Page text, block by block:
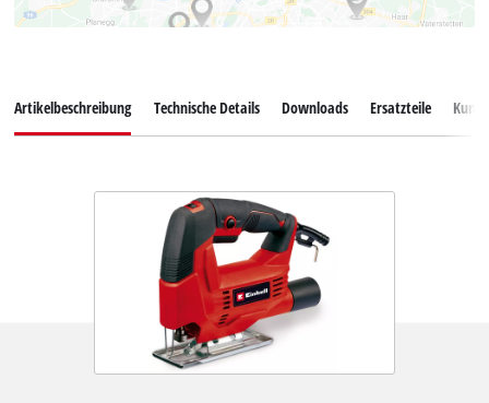
Artikelbeschreibung Technische Details Downloads Ersatzteile